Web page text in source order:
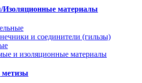
Изоляционные материалы
и соединители (гильзы)
и изоляционные материалы
метизы